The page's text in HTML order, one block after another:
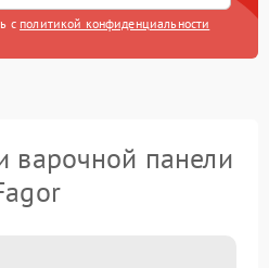
с политикой конфиденциальности
варочной панели